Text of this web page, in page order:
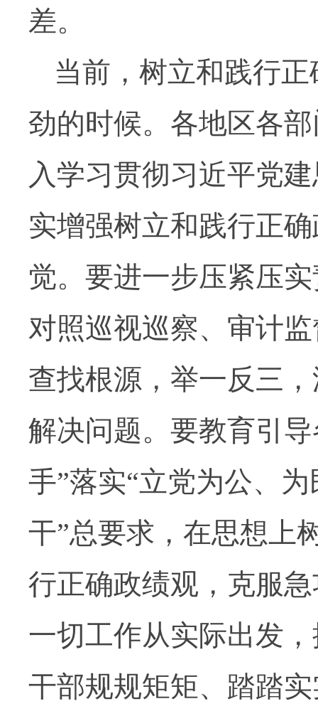
差。
当前，树立和践行
劲的时候。各地区各
入学习贯彻习近平党
实增强树立和践行正
觉。要进一步压紧压
对照巡视巡察、审计
查找根源，举一反三
解决问题。要教育引
手”落实“立党为公、
干”总要求，在思想上
行正确政绩观，克服
一切工作从实际出发
干部规规矩矩、踏踏